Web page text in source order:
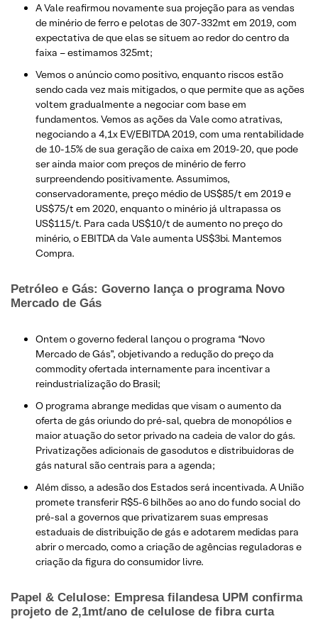
A Vale reafirmou novamente sua projeção para as vendas
de minério de ferro e pelotas de 307-332mt em 2019, com
expectativa de que elas se situem ao redor do centro da
faixa – estimamos 325mt;
Vemos o anúncio como positivo, enquanto riscos estão
sendo cada vez mais mitigados, o que permite que as ações
voltem gradualmente a negociar com base em
fundamentos. Vemos as ações da Vale como atrativas,
negociando a 4,1x EV/EBITDA 2019, com uma rentabilidade
de 10-15% de sua geração de caixa em 2019-20, que pode
ser ainda maior com preços de minério de ferro
surpreendendo positivamente. Assumimos,
conservadoramente, preço médio de US$85/t em 2019 e
US$75/t em 2020, enquanto o minério já ultrapassa os
US$115/t. Para cada US$10/t de aumento no preço do
minério, o EBITDA da Vale aumenta US$3bi. Mantemos
Compra.
Petróleo e Gás: Governo lança o programa Novo
Mercado de Gás
Ontem o governo federal lançou o programa “Novo
Mercado de Gás”, objetivando a redução do preço da
commodity ofertada internamente para incentivar a
reindustrialização do Brasil;
O programa abrange medidas que visam o aumento da
oferta de gás oriundo do pré-sal, quebra de monopólios e
maior atuação do setor privado na cadeia de valor do gás.
Privatizações adicionais de gasodutos e distribuidoras de
gás natural são centrais para a agenda;
Além disso, a adesão dos Estados será incentivada. A União
promete transferir R$5-6 bilhões ao ano do fundo social do
pré-sal a governos que privatizarem suas empresas
estaduais de distribuição de gás e adotarem medidas para
abrir o mercado, como a criação de agências reguladoras e
criação da figura do consumidor livre.
Papel & Celulose: Empresa filandesa UPM confirma
projeto de 2,1mt/ano de celulose de fibra curta